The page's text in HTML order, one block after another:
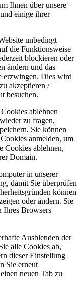
Ihnen über unsere
einige ihrer
unbedingt
die Funktionsweise
blockieren oder
ändern und das
erzwingen. Dies wird
akzeptieren /
besuchen.
ablehnen
zu fragen,
Sie können
anmelden, um
Cookies ablehnen,
Domain.
in unserer
damit Sie überprüfen
können
oder ändern. Sie
Ihres Browsers
Ausblenden der
alle Cookies ab,
dieser Einstellung
Sie erneut
neuen Tab zu